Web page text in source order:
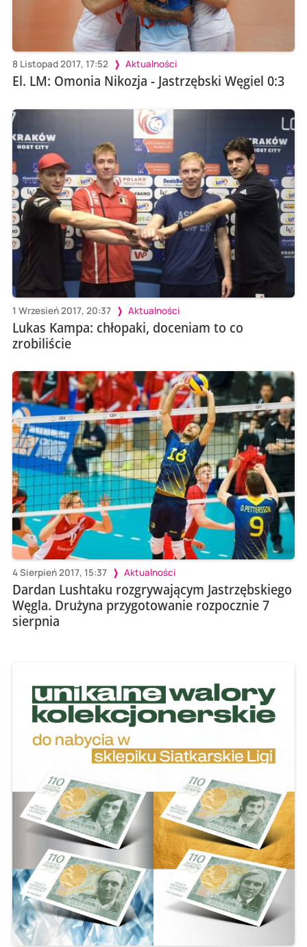
8 Listopad 2017, 17:52 Aktualności
El. LM: Omonia Nikozja - Jastrzębski Węgiel 0:3
1 Wrzesień 2017, 20:37 Aktualności
Lukas Kampa: chłopaki, doceniam to co
zrobiliście
4 Sierpień 2017, 15:37 Aktualności
Dardan Lushtaku rozgrywającym Jastrzębskiego
Węgla. Drużyna przygotowanie rozpocznie 7
sierpnia